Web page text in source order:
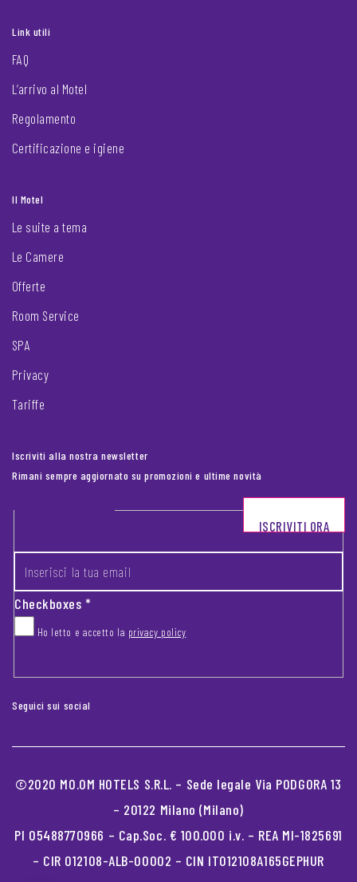
Link utili
FAQ
L’arrivo al Motel
Regolamento
Certificazione e igiene
Il Motel
Le suite a tema
Le Camere
Offerte
Room Service
SPA
Privacy
Tariffe
Iscriviti alla nostra newsletter
Rimani sempre aggiornato su promozioni e ultime novità
Footer newsletter
Checkboxes*
Ho letto e accetto la privacy policy
ISCRIVITI ORA
Seguici sui social
©2020 MO.OM HOTELS S.R.L. – Sede legale Via PODGORA 13
– 20122 Milano (Milano)
PI 05488770966 – Cap.Soc. € 100.000 i.v. – REA MI-1825691
– CIR 012108-ALB-00002 – CIN IT012108A165GEPHUR